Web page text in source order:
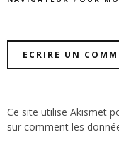
Ce site utilise Akismet
sur comment les